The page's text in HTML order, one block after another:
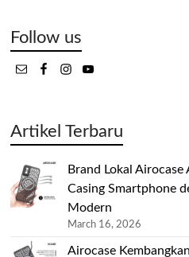
Follow us
Artikel Terbaru
Brand Lokal Airocase
Casing Smartphone
Modern
March 16, 2026
Airocase